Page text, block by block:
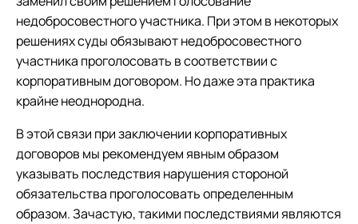
недобросовестного участника. При этом в некоторых
решениях суды обязывают недобросовестного
участника проголосовать в соответствии с
корпоративным договором. Но даже эта практика
крайне неоднородна.
В этой связи при заключении корпоративных
договоров мы рекомендуем явным образом
указывать последствия нарушения стороной
обязательства проголосовать определенным
образом. Зачастую, такими последствиями являются